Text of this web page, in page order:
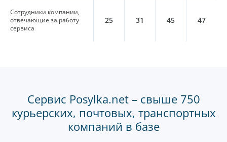
Сотрудники компании,
отвечающие за работу
сервиса
25 31 45 47
Сервис Posylka.net – свыше 750
курьерских, почтовых, транспортных
компаний в базе